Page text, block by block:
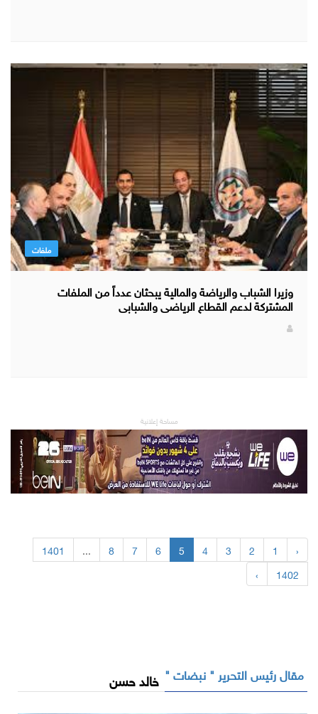
ملفات
وزيرا الشباب والرياضة والمالية يبحثان عدداً من الملفات
المشتركة لدعم القطاع الرياضى والشبابى
مساحة إعلانية
‹
1
2
3
4
5
6
7
8
...
1401
1402
›
مقال رئيس التحرير " نبضات " خالد حسن